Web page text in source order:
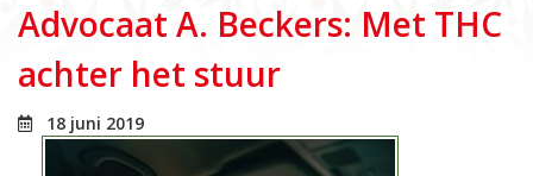
Advocaat A. Beckers: Met THC
achter het stuur
18 juni 2019